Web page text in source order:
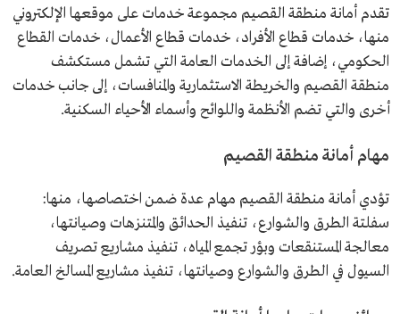
تقدم أمانة منطقة القصيم مجموعة خدمات على موقعها الإلكتروني
منها، خدمات قطاع الأفراد، خدمات قطاع الأعمال، خدمات القطاع
الحكومي، إضافة إلى الخدمات العامة التي تشمل مستكشف
منطقة القصيم والخريطة الاستثمارية والمنافسات، إلى جانب خدمات
أخرى والتي تضم الأنظمة واللوائح وأسماء الأحياء السكنية.
مهام أمانة منطقة القصيم
تؤدي أمانة منطقة القصيم مهام عدة ضمن اختصاصها، منها:
سفلتة الطرق والشوارع، تنفيذ الحدائق والمتنزهات وصيانتها،
معالجة المستنقعات وبؤر تجمع المياه، تنفيذ مشاريع تصريف
السيول في الطرق والشوارع وصيانتها، تنفيذ مشاريع المسالخ العامة.